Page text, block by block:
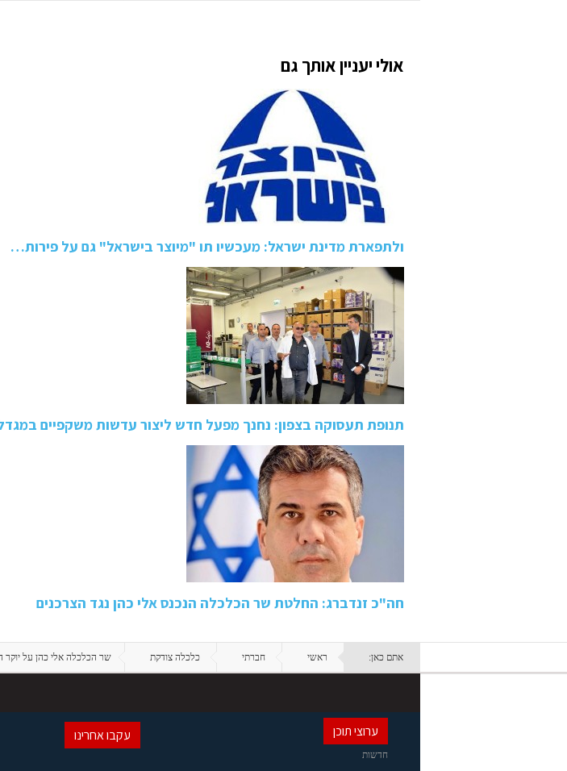
אולי יעניין אותך גם
ולתפארת מדינת ישראל: מעכשיו תו "מיוצר בישראל" גם על פירות…
תנופת תעסוקה בצפון: נחנך מפעל חדש ליצור עדשות משקפיים
חה"כ זנדברג: החלטת שר הכלכלה הנכנס אלי כהן נגד הצרכנים
אתם כאן: ראשי חברתי כלכלה צודקת שר הכלכלה אלי כהן על יוקר
ערוצי תוכן
חדשות
עקבו אחרינו